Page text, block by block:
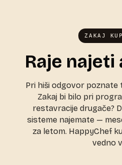
ZAKAJ
Raje najeti
Pri hiši odgovor poznate
Zakaj bi bilo pri
restavracije drugače?
sisteme najemate —
za letom. HappyChef
vedno